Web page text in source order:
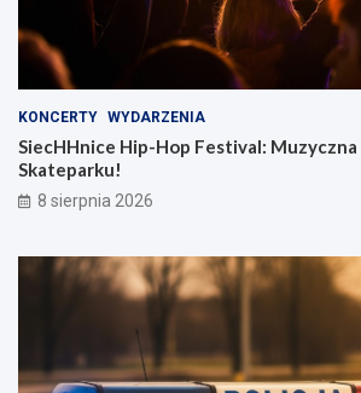
KONCERTY WYDARZENIA
SiecHHnice Hip-Hop Festival: Muzyczna
Skateparku!
8 sierpnia 2026